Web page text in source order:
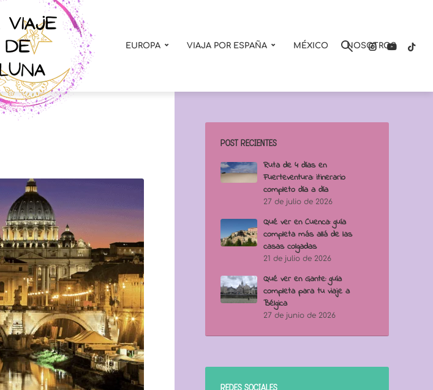
EUROPA VIAJA POR ESPAÑA MÉXICO NOSOTROS
POST RECIENTES
Ruta de 4 días en
Fuerteventura: itinerario
completo día a día
27 de julio de 2026
Qué ver en Cuenca: guía
completa más allá de las
casas colgadas
21 de julio de 2026
Qué ver en Gante: guía
completa para tu viaje a
Bélgica
27 de junio de 2026
REDES SOCIALES